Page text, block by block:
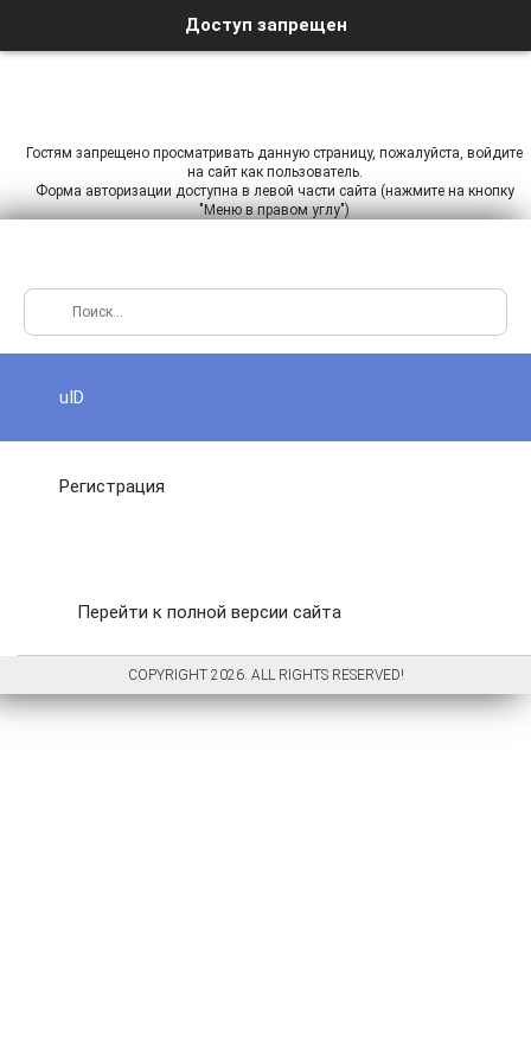
Доступ запрещен
Гостям запрещено просматривать данную страницу, пожалуйста, войдите
на сайт как пользователь.
Форма авторизации доступна в левой части сайта (нажмите на кнопку
"Меню в правом углу")
uID
Регистрация
Перейти к полной версии сайта
COPYRIGHT 2026. ALL RIGHTS RESERVED!